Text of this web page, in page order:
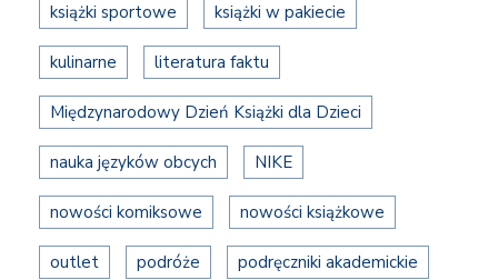
książki sportowe książki w pakiecie
kulinarne literatura faktu
Międzynarodowy Dzień Książki dla Dzieci
nauka języków obcych NIKE
nowości komiksowe nowości książkowe
outlet podróże podręczniki akademickie